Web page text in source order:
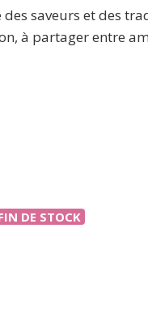
saveurs et des
à partager entre
DE STOCK